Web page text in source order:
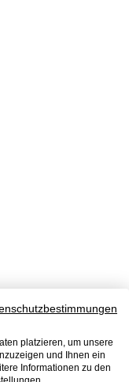
platzieren, um unsere
und Ihnen ein
Informationen zu den